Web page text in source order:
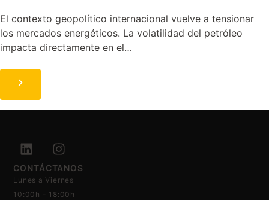
El contexto geopolítico internacional vuelve a tensionar
los mercados energéticos. La volatilidad del petróleo
impacta directamente en el…
CONTÁCTANOS
Lunes a Viernes
10:00h - 18:00h